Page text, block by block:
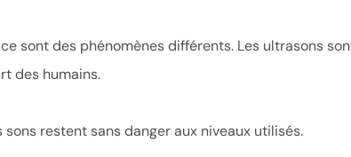
sont des phénomènes différents. Les ultrasons
des humains.
restent sans danger aux niveaux utilisés.